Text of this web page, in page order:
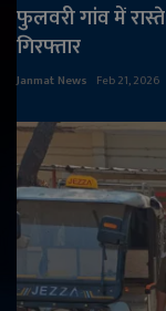
फुलवरी गांव में
गिरफ्तार
Janmat News Feb 21, 2026